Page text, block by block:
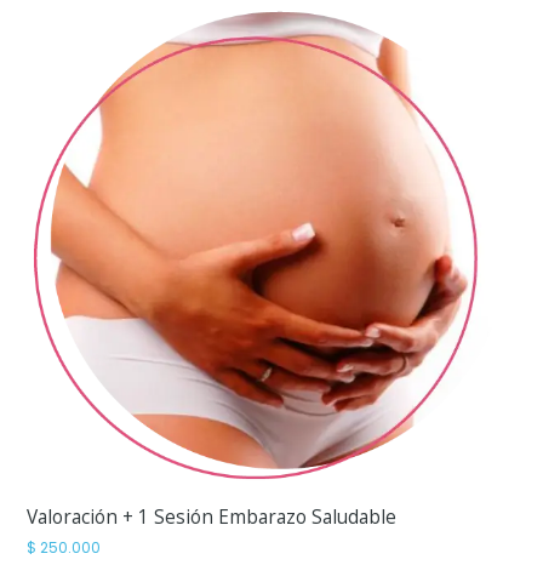
Valoración + 1 Sesión Embarazo Saludable
$ 250.000